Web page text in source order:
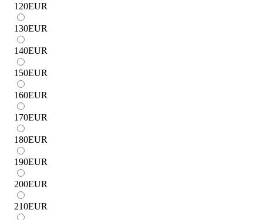
120EUR
130EUR
140EUR
150EUR
160EUR
170EUR
180EUR
190EUR
200EUR
210EUR